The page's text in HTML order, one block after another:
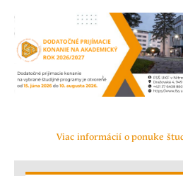
Viac informácií o ponuke